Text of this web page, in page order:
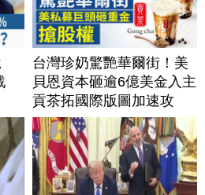
台灣珍奶驚艷華爾街！美
貝恩資本砸逾6億美金入主
貢茶拓國際版圖加速攻
美？｜#財經新聞｜
20260806(四)